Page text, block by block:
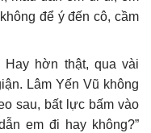
để ý đến cô, cầm
hờn thật, qua vài
Lâm Yến Vũ không
sau, bất lực bấm vào
em đi hay không?”